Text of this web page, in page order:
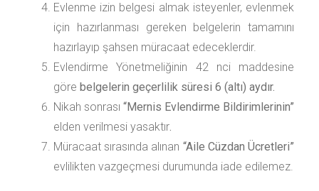
Evlenme izin belgesi almak isteyenler, evlenmek
için hazırlanması gereken belgelerin tamamını
hazırlayıp şahsen müracaat edeceklerdir.
Evlendirme Yönetmeliğinin 42 nci maddesine
göre belgelerin geçerlilik süresi 6 (altı) aydır.
Nikah sonrası “Mernis Evlendirme Bildirimlerinin”
elden verilmesi yasaktır.
Müracaat sırasında alınan “Aile Cüzdan Ücretleri”
evlilikten vazgeçmesi durumunda iade edilemez.